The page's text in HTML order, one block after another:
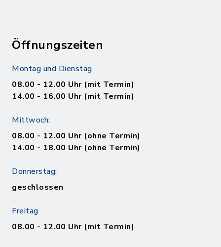
Öffnungszeiten
Montag und Dienstag
08.00 - 12.00 Uhr (mit Termin)
14.00 - 16.00 Uhr (mit Termin)
Mittwoch:
08.00 - 12.00 Uhr (ohne Termin)
14.00 - 18.00 Uhr (ohne Termin)
Donnerstag:
geschlossen
Freitag
08.00 - 12.00 Uhr (mit Termin)